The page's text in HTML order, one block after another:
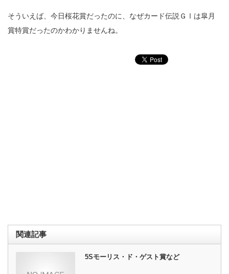
そういえば、今日桜花賞だったのに、なぜカード伝説ＧⅠは皐月
賞特賞だったのかわかりませんね。
関連記事
5Sモーリス・ド・ゲスト賞など